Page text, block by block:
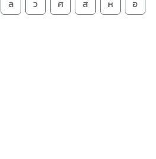
ล ว ศ ส ห
อ